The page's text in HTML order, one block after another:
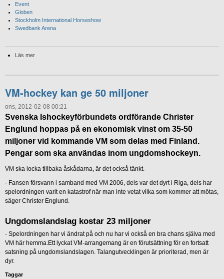
Event
Globen
Stockholm International Horseshow
Swedbank Arena
Läs mer
VM-hockey kan ge 50 miljoner
ons, 2012-02-08 00:21
Svenska Ishockeyförbundets ordförande Christer
Englund hoppas på en ekonomisk vinst om 35-50
miljoner vid kommande VM som delas med Finland.
Pengar som ska användas inom ungdomshockeyn.
VM ska locka tillbaka åskådarna, är det också tänkt.
- Fansen försvann i samband med VM 2006, dels var det dyrt i Riga, dels har
spelordningen varit en katastrof när man inte vetat vilka som kommer att mötas,
säger Christer Englund.
Ungdomslandslag kostar 23 miljoner
- Spelordningen har vi ändrat på och nu har vi också en bra chans själva med
VM här hemma.Ett lyckat VM-arrangemang är en förutsättning för en fortsatt
satsning på ungdomslandslagen. Talangutvecklingen är prioriterad, men är
dyr.
Taggar